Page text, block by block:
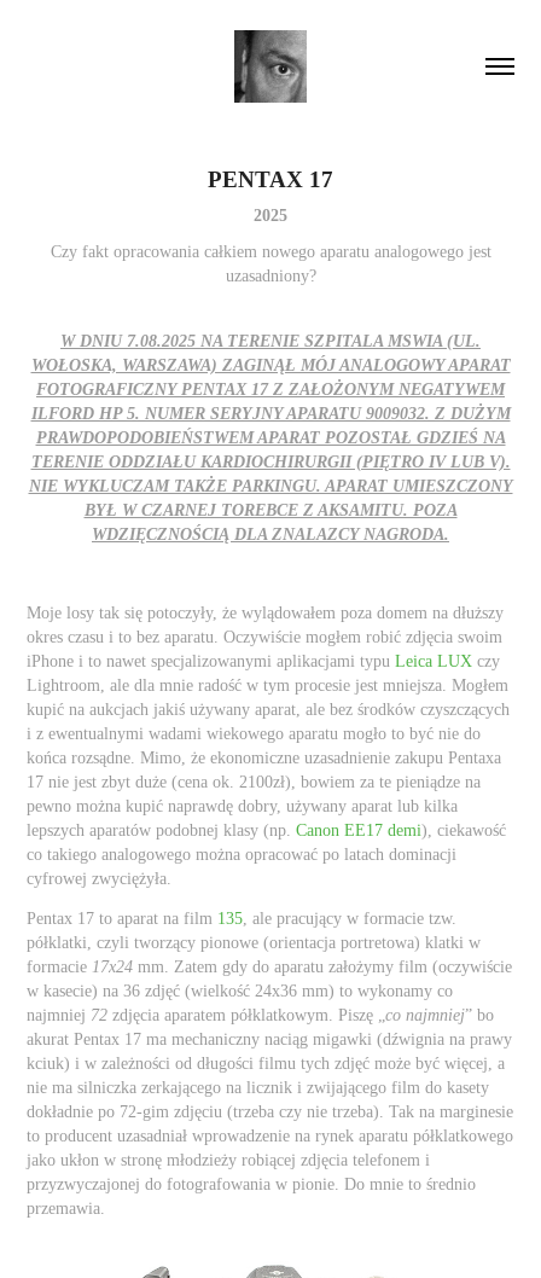
PENTAX 17
2025
Czy fakt opracowania całkiem nowego aparatu analogowego jest
uzasadniony?
W DNIU 7.08.2025 NA TERENIE SZPITALA MSWIA (UL.
WOŁOSKA, WARSZAWA) ZAGINĄŁ MÓJ ANALOGOWY APARAT
FOTOGRAFICZNY PENTAX 17 Z ZAŁOŻONYM NEGATYWEM
ILFORD HP 5. NUMER SERYJNY APARATU 9009032. Z DUŻYM
PRAWDOPODOBIEŃSTWEM APARAT POZOSTAŁ GDZIEŚ NA
TERENIE ODDZIAŁU KARDIOCHIRURGII (PIĘTRO IV LUB V).
NIE WYKLUCZAM TAKŻE PARKINGU. APARAT UMIESZCZONY
BYŁ W CZARNEJ TOREBCE Z AKSAMITU. POZA
WDZIĘCZNOŚCIĄ DLA ZNALAZCY NAGRODA.
Moje losy tak się potoczyły, że wylądowałem poza domem na dłuższy
okres czasu i to bez aparatu. Oczywiście mogłem robić zdjęcia swoim
iPhone i to nawet specjalizowanymi aplikacjami typuLeica LUX czy
Lightroom, ale dla mnie radość w tym procesie jest mniejsza. Mogłem
kupić na aukcjach jakiś używany aparat, ale bez środków czyszczących
i z ewentualnymi wadami wiekowego aparatu mogło to być nie do
końca rozsądne. Mimo, że ekonomiczne uzasadnienie zakupu Pentaxa
17 nie jest zbyt duże (cena ok. 2100zł), bowiem za te pieniądze na
pewno można kupić naprawdę dobry, używany aparat lub kilka
lepszych aparatów podobnej klasy (np.Canon EE17 demi), ciekawość
co takiego analogowego można opracować po latach dominacji
cyfrowej zwyciężyła.
Pentax 17 to aparat na film 135, ale pracujący w formacie tzw.
półklatki, czyli tworzący pionowe (orientacja portretowa) klatki w
formacie 17x24 mm. Zatem gdy do aparatu założymy film (oczywiście
w kasecie) na 36 zdjęć (wielkość 24x36 mm) to wykonamy co
najmniej 72 zdjęcia aparatem półklatkowym. Piszę „co najmniej” bo
akurat Pentax 17 ma mechaniczny naciąg migawki (dźwignia na prawy
kciuk) i w zależności od długości filmu tych zdjęć może być więcej, a
nie ma silniczka zerkającego na licznik i zwijającego film do kasety
dokładnie po 72-gim zdjęciu (trzeba czy nie trzeba). Tak na marginesie
to producent uzasadniał wprowadzenie na rynek aparatu półklatkowego
jako ukłon w stronę młodzieży robiącej zdjęcia telefonem i
przyzwyczajonej do fotografowania w pionie. Do mnie to średnio
przemawia.